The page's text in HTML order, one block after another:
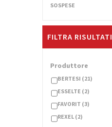
SOSPESE
FILTRA RISULTATI
Produttore
BERTESI (21)
ESSELTE (2)
FAVORIT (3)
REXEL (2)